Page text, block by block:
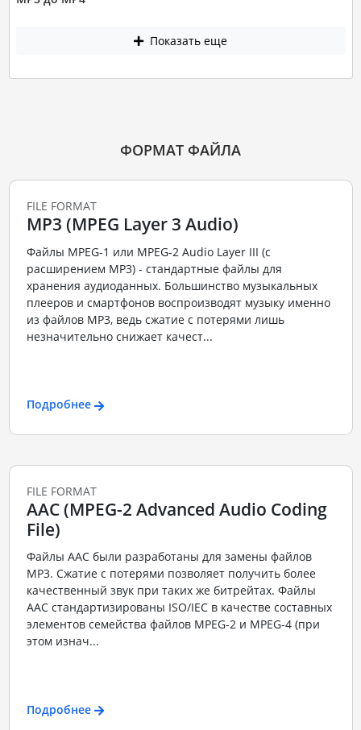
Показать еще
ФОРМАТ ФАЙЛА
FILE FORMAT
MP3 (MPEG Layer 3 Audio)
Файлы MPEG-1 или MPEG-2 Audio Layer III (с
расширением MP3) - стандартные файлы для
хранения аудиоданных. Большинство музыкальных
плееров и смартфонов воспроизводят музыку именно
из файлов MP3, ведь сжатие с потерями лишь
незначительно снижает качест...
Подробнее
FILE FORMAT
AAC (MPEG-2 Advanced Audio Coding
File)
Файлы ААС были разработаны для замены файлов
MP3. Сжатие с потерями позволяет получить более
качественный звук при таких же битрейтах. Файлы
ААС стандартизированы ISO/IEC в качестве составных
элементов семейства файлов MPEG-2 и MPEG-4 (при
этом изнач...
Подробнее